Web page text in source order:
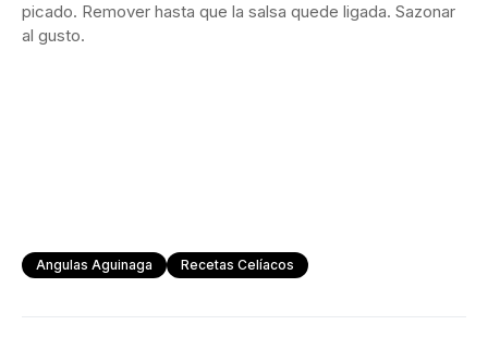
picado. Remover hasta que la salsa quede ligada. Sazonar
al gusto.
Angulas Aguinaga Recetas Celíacos